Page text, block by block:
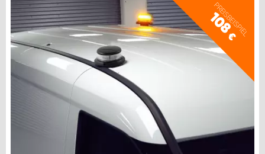
PREISBEISPIEL
108
€